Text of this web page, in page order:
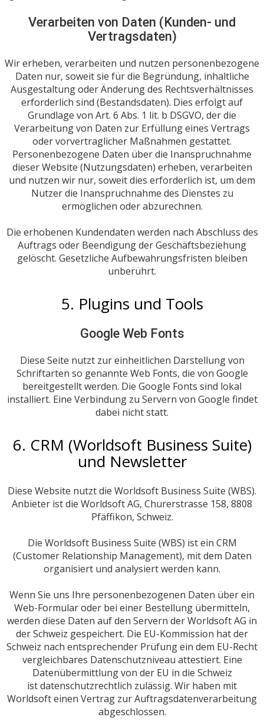
Verarbeiten von Daten (Kunden- und
Vertragsdaten)
Wir erheben, verarbeiten und nutzen personenbezogene
Daten nur, soweit sie für die Begründung, inhaltliche
Ausgestaltung oder Änderung des Rechtsverhältnisses
erforderlich sind (Bestandsdaten). Dies erfolgt auf
Grundlage von Art. 6 Abs. 1 lit. b DSGVO, der die
Verarbeitung von Daten zur Erfüllung eines Vertrags
oder vorvertraglicher Maßnahmen gestattet.
Personenbezogene Daten über die Inanspruchnahme
dieser Website (Nutzungsdaten) erheben, verarbeiten
und nutzen wir nur, soweit dies erforderlich ist, um dem
Nutzer die Inanspruchnahme des Dienstes zu
ermöglichen oder abzurechnen.
Die erhobenen Kundendaten werden nach Abschluss des
Auftrags oder Beendigung der Geschäftsbeziehung
gelöscht. Gesetzliche Aufbewahrungsfristen bleiben
unberührt.
5. Plugins und Tools
Google Web Fonts
Diese Seite nutzt zur einheitlichen Darstellung von
Schriftarten so genannte Web Fonts, die von Google
bereitgestellt werden. Die Google Fonts sind lokal
installiert. Eine Verbindung zu Servern von Google findet
dabei nicht statt.
6. CRM (Worldsoft Business Suite)
und Newsletter
Diese Website nutzt die Worldsoft Business Suite (WBS).
Anbieter ist die Worldsoft AG, Churerstrasse 158, 8808
Pfäffikon, Schweiz.
Die Worldsoft Business Suite (WBS) ist ein CRM
(Customer Relationship Management), mit dem Daten
organisiert und analysiert werden kann.
Wenn Sie uns Ihre personenbezogenen Daten über ein
Web-Formular oder bei einer Bestellung übermitteln,
werden diese Daten auf den Servern der Worldsoft AG in
der Schweiz gespeichert. Die EU-Kommission hat der
Schweiz nach entsprechender Prüfung ein dem EU-Recht
vergleichbares Datenschutzniveau attestiert. Eine
Datenübermittlung von der EU in die Schweiz
ist datenschutzrechtlich zulässig. Wir haben mit
Worldsoft einen Vertrag zur Auftragsdatenverarbeitung
abgeschlossen.